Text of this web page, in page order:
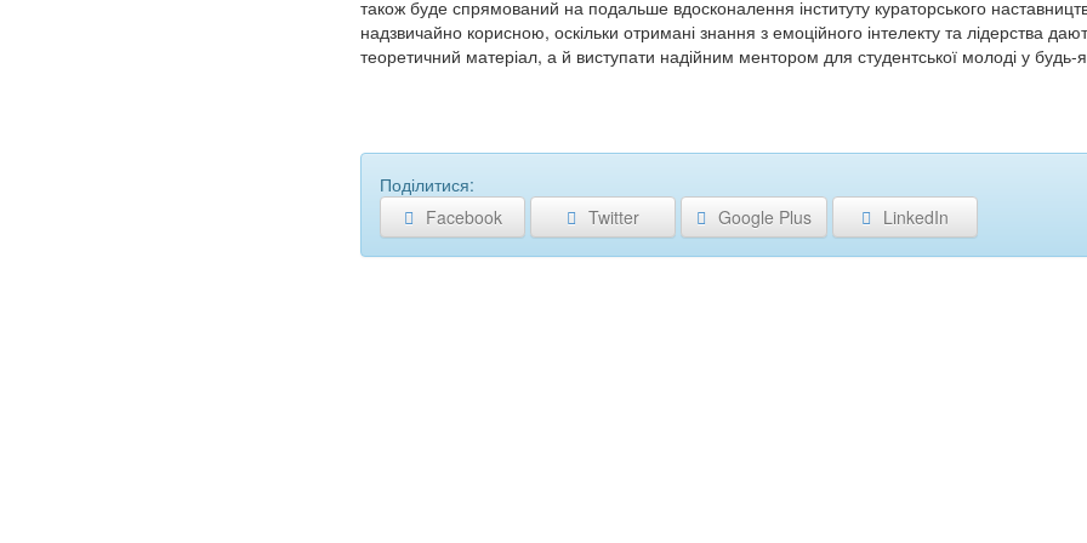
також буде спрямований на подальше вдосконалення інституту кураторського
надзвичайно корисною, оскільки отримані знання з емоційного інтелекту та лідерства
теоретичний матеріал, а й виступати надійним ментором для студентської молоді у будь-
Поділитися:
Facebook
Twitter Google Plus LinkedIn